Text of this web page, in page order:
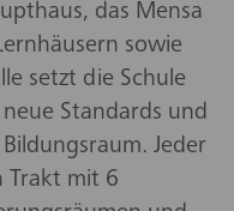
das Mensa
sowie
setzt die Schule
Standards und
Jeder
Trakt mit 6